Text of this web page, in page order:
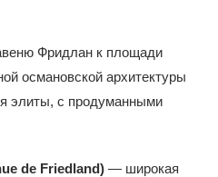
Фридлан к площади
османовской архитектуры
элиты, с продуманными
de Friedland) — широкая